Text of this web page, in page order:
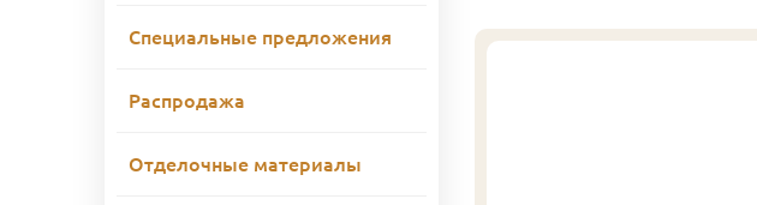
Специальные предложения
Распродажа
Отделочные материалы